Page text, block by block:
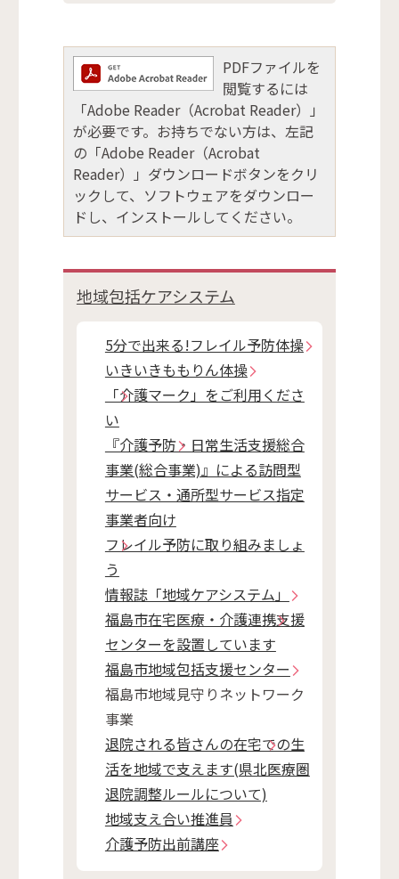
PDFファイルを
閲覧するには
「Adobe Reader（Acrobat Reader）」
が必要です。お持ちでない方は、左記
の「Adobe Reader（Acrobat
Reader）」ダウンロードボタンをクリ
ックして、ソフトウェアをダウンロー
ドし、インストールしてください。
地域包括ケアシステム
5分で出来る!フレイル予防体操
いきいきももりん体操
「介護マーク」をご利用くださ
い
『介護予防・日常生活支援総合
事業(総合事業)』による訪問型
サービス・通所型サービス指定
事業者向け
フレイル予防に取り組みましょ
う
情報誌「地域ケアシステム」
福島市在宅医療・介護連携支援
センターを設置しています
福島市地域包括支援センター
福島市地域見守りネットワーク
事業
退院される皆さんの在宅での生
活を地域で支えます(県北医療圏
退院調整ルールについて)
地域支え合い推進員
介護予防出前講座